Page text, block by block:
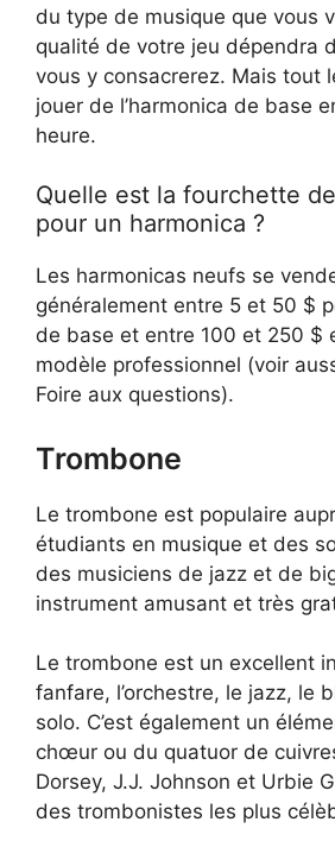
du type de musique que vous
qualité de votre jeu dépendra
vous y consacrerez. Mais tout
jouer de l’harmonica de base
heure.
Quelle est la fourchette
pour un harmonica ?
Les harmonicas neufs se
généralement entre 5 et 50 $
de base et entre 100 et 250 $
modèle professionnel (voir
Foire aux questions).
Trombone
Le trombone est populaire
étudiants en musique et des
des musiciens de jazz et de
instrument amusant et très
Le trombone est un excellent
fanfare, l’orchestre, le jazz, le
solo. C’est également un
chœur ou du quatuor de
Dorsey, J.J. Johnson et Urbie
des trombonistes les plus